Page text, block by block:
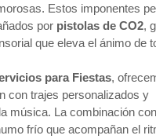
Estos imponentes
por pistolas de CO2,
que eleva el ánimo de
para Fiestas,
con trajes personalizados y
música. La combinación
frío que acompañan el